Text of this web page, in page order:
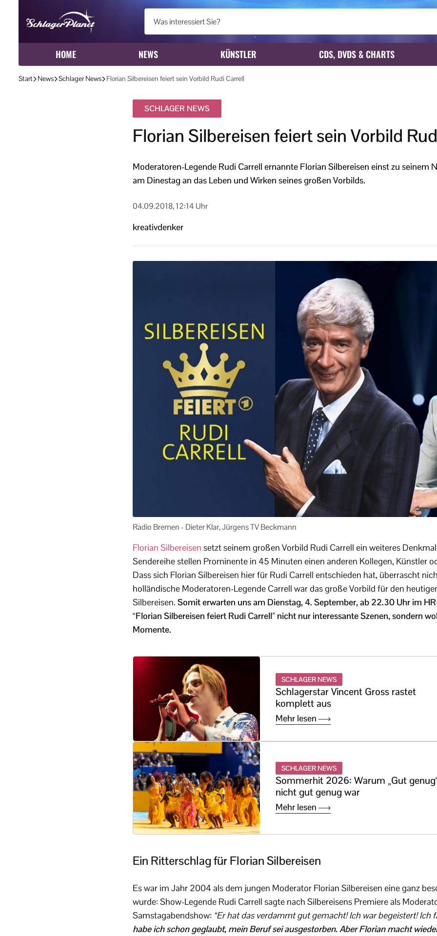
HOME NEWS KÜNSTLER CDS, DVDS & CHARTS
Start News Schlager News Florian Silbereisen feiert sein Vorbild Rudi Carrell
SCHLAGER NEWS
Florian Silbereisen feiert sein Vorbild
Moderatoren-Legende Rudi Carrell ernannte Florian Silbereisen einst zu seinem
am Dinestag an das Leben und Wirken seines großen Vorbilds.
04.09.2018, 12:14 Uhr
kreativdenker
Radio Bremen - Dieter Klar, Jürgens TV Beckmann
Florian Silbereisen setzt seinem großen Vorbild Rudi Carrell ein weiteres
Sendereihe stellen Prominente in 45 Minuten einen anderen Kollegen, Künstler
Dass sich Florian Silbereisen hier für Rudi Carrell entschieden hat, überrascht
holländische Moderatoren-Legende Carrell war das große Vorbild für den
Silbereisen. Somit erwarten uns am Dienstag, 4. September, ab 22.30 Uhr im
“Florian Silbereisen feiert Rudi Carrell” nicht nur interessante Szenen, sondern
Momente.
SCHLAGER NEWS
Schlagerstar Vincent Gross rastet
komplett aus
Mehr lesen
SCHLAGER NEWS
Sommerhit 2026: Warum „Gut
nicht gut genug war
Mehr lesen
Ein Ritterschlag für Florian Silbereisen
Es war im Jahr 2004 als dem jungen Moderator Florian Silbereisen eine ganz
wurde: Show-Legende Rudi Carrell sagte nach Silbereisens Premiere als
Samstagabendshow: “Er hat das verdammt gut gemacht! Ich war begeistert! Ich
habe ich schon geglaubt, mein Beruf sei ausgestorben. Aber Florian macht